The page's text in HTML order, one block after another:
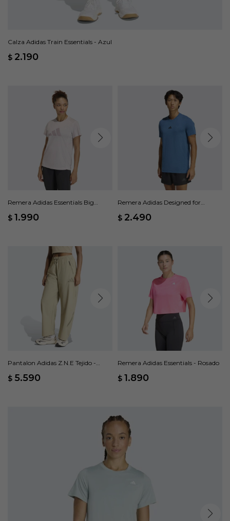
Calza Adidas Train Essentials - Azul
$ 2.190
Remera Adidas Essentials Big
$ 1.990
Remera Adidas Designed for
$ 2.490
Pantalon Adidas Z.N.E Tejido -
$ 5.590
Remera Adidas Essentials - Rosado
$ 1.890